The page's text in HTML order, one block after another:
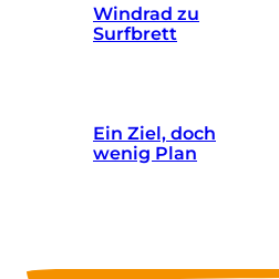
Windrad zu
Surfbrett
Ein Ziel, doch
wenig Plan